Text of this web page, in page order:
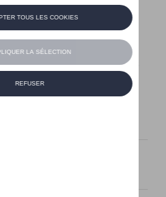
Youtube
Instagram
site sont des prix recommandés
de montage. Pour connaitre le prix
frais de montage, veuillez
agent. Les prix recommandés
sans préavis.